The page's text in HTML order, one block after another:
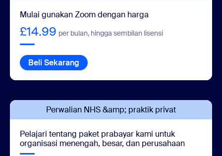
Mulai gunakan Zoom dengan harga
£14.99 per bulan, hingga sembilan lisensi
Beli Sekarang
Perwalian NHS &amp; praktik privat
Pelajari tentang paket prabayar kami untuk
organisasi menengah, besar, dan perusahaan